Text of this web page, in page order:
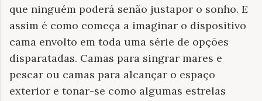
que ninguém poderá senão justapor o sonho. E
assim é como começa a imaginar o dispositivo
cama envolto em toda uma série de opções
disparatadas. Camas para singrar mares e
pescar ou camas para alcançar o espaço
exterior e tonar-se como algumas estrelas